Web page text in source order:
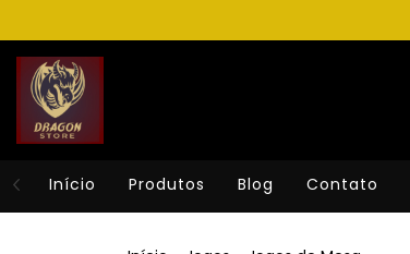
Início Produtos Blog Contato